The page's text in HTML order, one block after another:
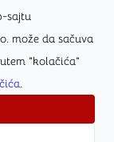
sajtu
može da sačuva
"kolačića"
.